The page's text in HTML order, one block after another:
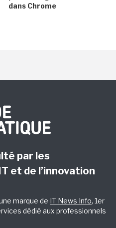
dans Chrome
par les
et de l’innovation
marque de IT News Info, 1er
dédié aux professionnels